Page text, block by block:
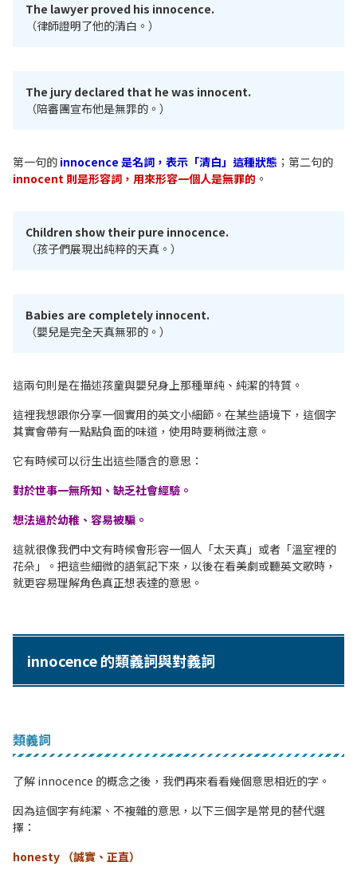
The lawyer proved his innocence.
（律師證明了他的清白。）
The jury declared that he was innocent.
（陪審團宣布他是無罪的。）
第一句的 innocence 是名詞，表示「清白」這種狀態 ；第二句的
innocent 則是形容詞，用來形容一個人是無罪的 。
Children show their pure innocence.
（孩子們展現出純粹的天真。）
Babies are completely innocent.
（嬰兒是完全天真無邪的。）
這兩句則是在描述孩童與嬰兒身上那種單純、純潔的特質。
這裡我想跟你分享一個實用的英文小細節。在某些語境下，這個字
其實會帶有一點點負面的味道，使用時要稍微注意。
它有時候可以衍生出這些隱含的意思：
對於世事一無所知、缺乏社會經驗。
想法過於幼稚、容易被騙。
這就很像我們中文有時候會形容一個人「太天真」或者「溫室裡的
花朵」。把這些細微的語氣記下來，以後在看美劇或聽英文歌時，
就更容易理解角色真正想表達的意思。
innocence 的類義詞與對義詞
類義詞
了解 innocence 的概念之後，我們再來看看幾個意思相近的字。
因為這個字有純潔、不複雜的意思，以下三個字是常見的替代選
擇：
honesty （誠實、正直）